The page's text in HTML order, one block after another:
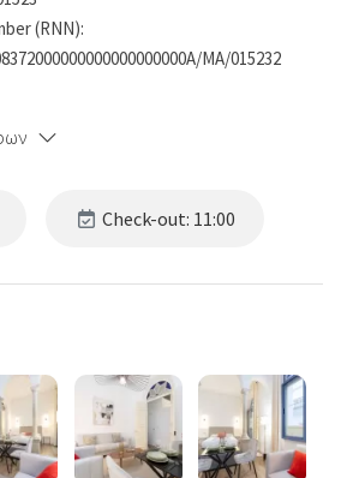
(RNN):
MA/015232
Check-out: 11:00